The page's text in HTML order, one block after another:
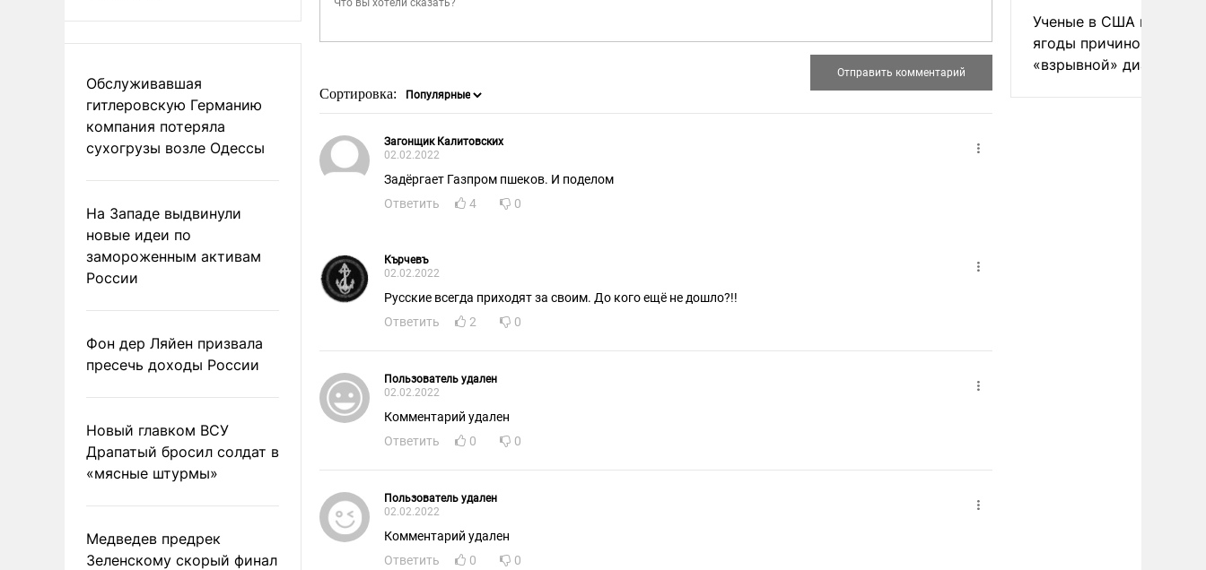
Обслуживавшая
гитлеровскую Германию
компания потеряла
сухогрузы возле Одессы
На Западе выдвинули
новые идеи по
замороженным активам
России
Фон дер Ляйен призвала
пресечь доходы России
Новый главком ВСУ
Драпатый бросил солдат в
«мясные штурмы»
Медведев предрек
Зеленскому скорый финал
Сортировка:
Загонщик Калитовских
02.02.2022
Задёргает Газпром пшеков. И поделом
Ответить
4 0
Кърчевъ
02.02.2022
Русские всегда приходят за своим. До кого ещё не дошло?!!
Ответить
2 0
Пользователь удален
02.02.2022
Комментарий удален
Ответить
0 0
Пользователь удален
02.02.2022
Комментарий удален
Ответить
0 0
Ученые в США назвали
ягоды причиной
«взрывной» диареи